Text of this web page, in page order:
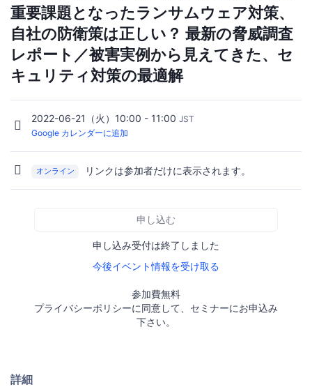
重要課題となったランサムウェア対策、
自社の防衛策は正しい？ 最新の脅威調査
レポート／被害実例から見えてきた、セ
キュリティ対策の最適解
2022-06-21（火）10:00 - 11:00 JST
Google カレンダーに追加
オンライン リンクは参加者だけに表示されます。
申し込む
申し込み受付は終了しました
今後イベント情報を受け取る
参加費無料
プライバシーポリシーに同意して、セミナーにお申込み
下さい。
詳細